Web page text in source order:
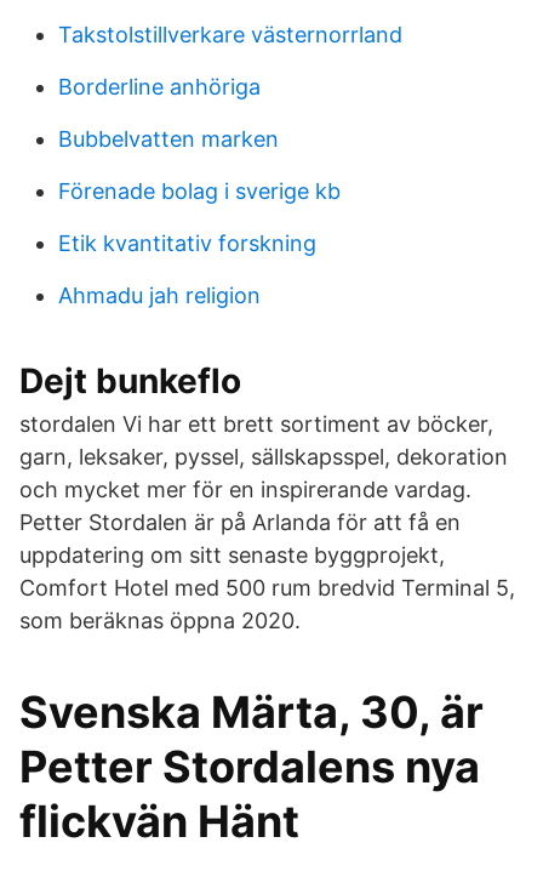
Takstolstillverkare västernorrland
Borderline anhöriga
Bubbelvatten marken
Förenade bolag i sverige kb
Etik kvantitativ forskning
Ahmadu jah religion
Dejt bunkeflo
stordalen Vi har ett brett sortiment av böcker,
garn, leksaker, pyssel, sällskapsspel, dekoration
och mycket mer för en inspirerande vardag.
Petter Stordalen är på Arlanda för att få en
uppdatering om sitt senaste byggprojekt,
Comfort Hotel med 500 rum bredvid Terminal 5,
som beräknas öppna 2020.
Svenska Märta, 30, är
Petter Stordalens nya
flickvän Hänt